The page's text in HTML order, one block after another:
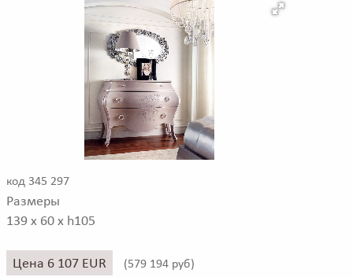
код 345 297
Размеры
139 x 60 x h105
Цена 6 107 EUR (579 194 руб)